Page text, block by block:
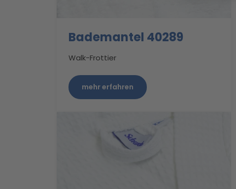
Bademantel 40289
Walk-Frottier
mehr erfahren